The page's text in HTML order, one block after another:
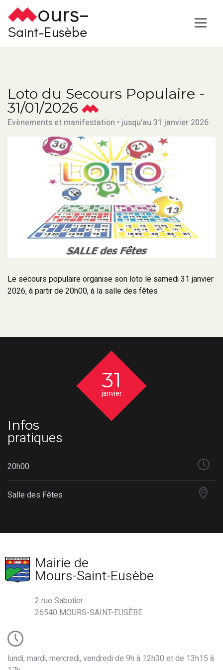
ours-
Saint-Eusèbe
Loto du Secours Populaire -
31/01/2026
Evènements et manifestation • jusqu'au 31 janvier 2026
Le secours populaire organise son loto le samedi 31 janvier
2026, à partir de 20h00, à la salle des fêtes
31
janvier
Infos
pratiques
20h00
Salle des Fêtes
Mairie de
Mours-Saint-Eusèbe
2 rue Sabotier
26540 MOURS-SAINT-EUSÈBE
lundi, mardi, mercredi, vendredi de 9h à 12h30 et de 13h15 à